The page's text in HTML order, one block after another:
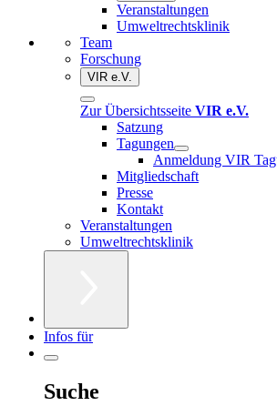
Veranstaltungen
Umweltrechtsklinik
Team
Forschung
VIR e.V.
Zur Übersichtsseite VIR e.V.
Satzung
Tagungen
Anmeldung VIR
Mitgliedschaft
Presse
Kontakt
Veranstaltungen
Umweltrechtsklinik
Infos für
Suche